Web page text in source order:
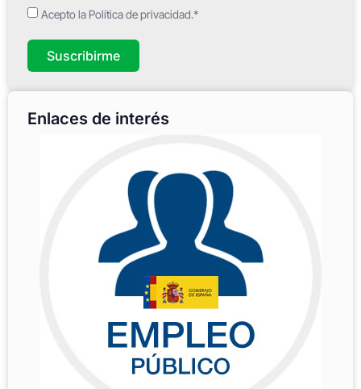
Acepto la Política de privacidad.*
Suscribirme
Enlaces de interés